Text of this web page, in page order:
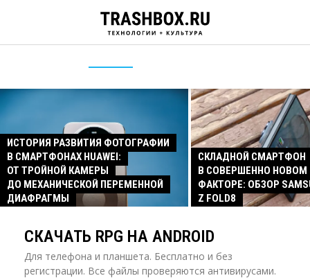
ИСТОРИЯ РАЗВИТИЯ ФОТОГРАФИИ
В СМАРТФОНАХ HUAWEI:
ОТ ТРОЙНОЙ КАМЕРЫ
ДО МЕХАНИЧЕСКОЙ ПЕРЕМЕННОЙ
ДИАФРАГМЫ
СКЛАДНОЙ СМАРТФОН
В СОВЕРШЕННО
ФАКТОРЕ: ОБЗОР
Z FOLD8
СКАЧАТЬ RPG НА ANDROID
Для телефона и планшета. Бесплатно и без
регистрации. Все файлы проверяются антивирусами.